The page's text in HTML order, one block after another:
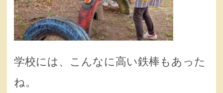
学校には、こんなに高い鉄棒もあった
ね。